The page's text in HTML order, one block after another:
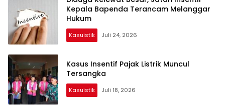
Kepala Bapenda Terancam Melanggar
Hukum
Kasuistik Juli 24, 2026
Kasus Insentif Pajak Listrik Muncul
Tersangka
Kasuistik Juli 18, 2026